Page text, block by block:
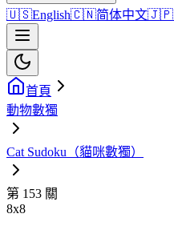
🇺🇸English🇨🇳简体中文🇯🇵
首頁
動物數獨
Cat Sudoku（貓咪數獨）
第 153 關
8x8